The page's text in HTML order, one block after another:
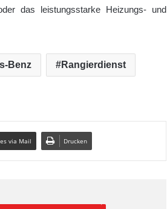
das leistungsstarke Heizungs- und
Benz Rangierdienst
via Mail Drucken